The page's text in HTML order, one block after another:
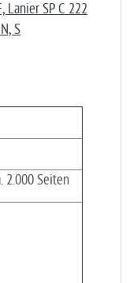
Lanier SP C 222
S
2.000 Seiten